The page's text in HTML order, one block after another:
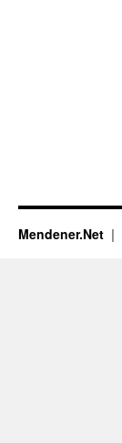
Mendener.Net